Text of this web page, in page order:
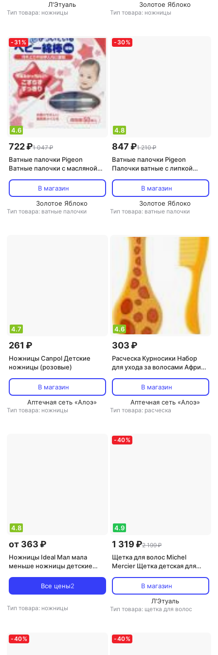
Л'Этуаль
Тип товара: ножницы
Золотое Яблоко
Тип товара: ножницы
- 31 %
4.6
722 ₽1 047 ₽
Ватные палочки Pigeon
Ватные палочки с масляной
упаковке, 50шт 15118
В магазин
Золотое Яблоко
Тип товара: ватные палочки
- 30%
4.8
847 ₽1 210 ₽
Ватные палочки Pigeon
Палочки ватные с липкой
индивидуальной упаковке,
50шт
В магазин
Золотое Яблоко
Тип товара: ватные палочки
4.7
261 ₽
Ножницы Canpol Детские
ножницы (розовые)
В магазин
Аптечная сеть «Алоэ»
Тип товара: ножницы
4.6
303 ₽
Расческа Курносики Набор
для ухода за волосами Африка
В магазин
Аптечная сеть «Алоэ»
Тип товара: расческа
4.8
от 363 ₽
Ножницы Ideal Мал мала
меньше ножницы детские
Все цены2
Тип товара: ножницы
-40%
4.9
1 319 ₽2 199 ₽
Щетка для волос Michel
Mercier Щетка детская для
Detangling Brush for Fine hair
В магазин
Л'Этуаль
Тип товара: щетка для волос
-40% -40%